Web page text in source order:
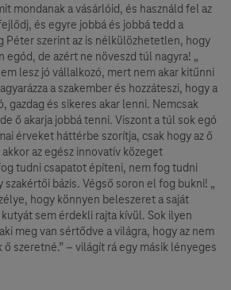
mondanak a vásárlóid, és használd fel az
és egyre jobbá és jobbá tedd a
Péter szerint az is nélkülözhetetlen, hogy
de azért ne növeszd túl nagyra! „
lesz jó vállalkozó, mert nem akar kitűnni
a szakember és hozzáteszi, hogy a
gazdag és sikeres akar lenni. Nemcsak
ő akarja jobbá tenni. Viszont a túl sok egó
érveket háttérbe szorítja, csak hogy az ő
az egész innovatív közeget
tudni csapatot építeni, nem fog tudni
bázis. Végső soron el fog bukni! „
hogy könnyen beleszeret a saját
sem érdekli rajta kívül. Sok ilyen
meg van sértődve a világra, hogy az nem
szeretné.” – világít rá egy másik lényeges